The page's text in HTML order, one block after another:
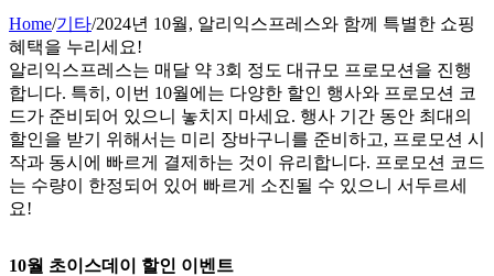
Home/기타/2024년 10월, 알리익스프레스와 함께 특별한 쇼핑
혜택을 누리세요!
알리익스프레스는 매달 약 3회 정도 대규모 프로모션을 진행
합니다. 특히, 이번 10월에는 다양한 할인 행사와 프로모션 코
드가 준비되어 있으니 놓치지 마세요. 행사 기간 동안 최대의
할인을 받기 위해서는 미리 장바구니를 준비하고, 프로모션 시
작과 동시에 빠르게 결제하는 것이 유리합니다. 프로모션 코드
는 수량이 한정되어 있어 빠르게 소진될 수 있으니 서두르세
요!
10월 초이스데이 할인 이벤트